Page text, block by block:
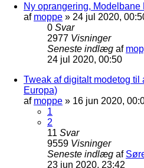
Ny oprangering, Modelbane
af moppe » 24 jul 2020,
0 Svar
2977 Visninger
Seneste indlæg af
24 jul 2020, 00:50
Tweak af digitalt modetog
Europa)
af moppe » 16 jun 2020,
1
2
11 Svar
9559 Visninger
Seneste indlæg af
23 jun 2020, 23:42